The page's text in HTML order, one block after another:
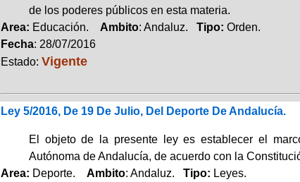
de los poderes públicos en esta materia.
Area: Educación. Ambito: Andaluz. Tipo: Orden.
Fecha: 28/07/2016
Estado: Vigente
Ley 5/2016, De 19 De Julio, Del Deporte De Andalucía.
El objeto de la presente ley es establecer el
Autónoma de Andalucía, de acuerdo con la
Area: Deporte. Ambito: Andaluz. Tipo: Leyes.